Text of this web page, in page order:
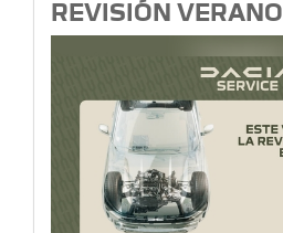
REVISIÓN VERANO